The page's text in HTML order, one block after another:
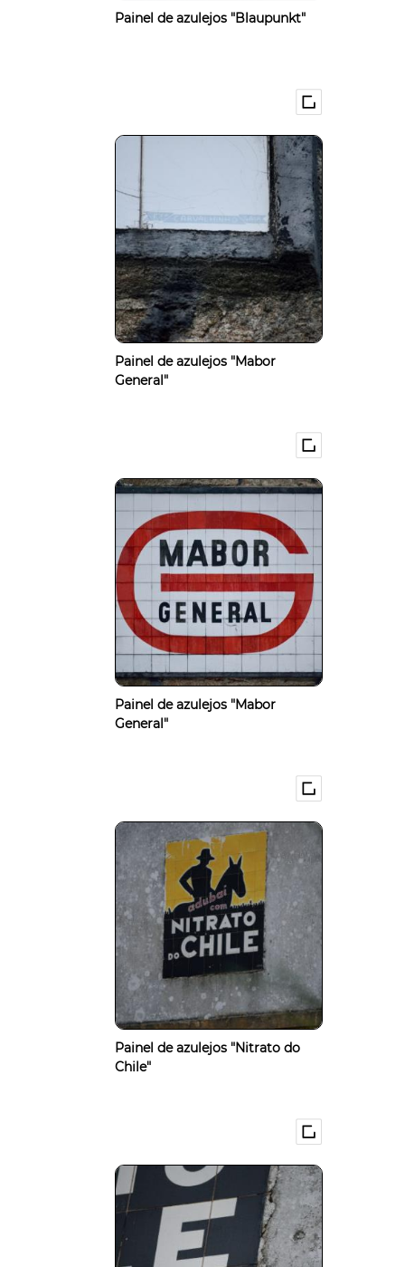
Painel de azulejos "Blaupunkt"
Painel de azulejos "Mabor
General"
Painel de azulejos "Mabor
General"
Painel de azulejos "Nitrato do
Chile"